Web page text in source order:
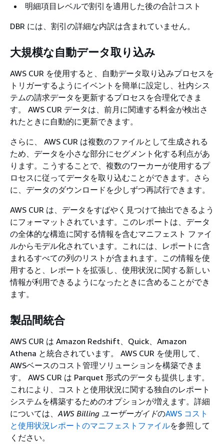
明細項目レベルで割引を適用した後の合計コスト
DBR には、割引の詳細な内訳は含まれていません。
大規模な自動データ取り込み
AWS CUR を使用すると、自動データ取り込みプロセスを
トリガーするようにイベントを簡単に設定し、社内シス
テムの請求データを更新するプロセスを合理化できま
す。 AWS CUR データは、前月に関連する料金が検出さ
れたときに自動的に更新できます。
さらに、 AWS CUR は複数のファイルとして生成される
ため、データを小さな部分にセグメント化する利点があ
ります。こうすることで、複数のワーカーが使用するプ
ロセスに従ってデータを取り込むことができます。さら
に、データのダウンロードを少しずつ再試行できます。
AWS CUR は、データをすばやく見つけて抽出できるよう
にフォーマットされています。このレポートは、データ
の全体的な構造に関する情報を含むマニフェスト ファイ
ルからモデル化されています。これには、レポートに含
まれるすべての列のリストが含まれます。この情報を使
用すると、レポートを拡張し、使用状況に関する新しい
情報が利用できるようになったときに含めることができ
ます。
製品間統合
AWS CUR は Amazon Redshift、Quick、Amazon
Athena と統合されています。 AWS CUR を使用して、
AWSベースのコスト管理ソリューションを構築できま
す。 AWS CUR は Parquet 形式のデータも提供します。
これにより、コストと使用状況に関する独自のレポート
システムを構築するためのオプションが増えます。詳細
については、 AWS Billing ユーザーガイドのAWS コスト
と使用状況レポートのマニフェストファイルを参照して
ください。